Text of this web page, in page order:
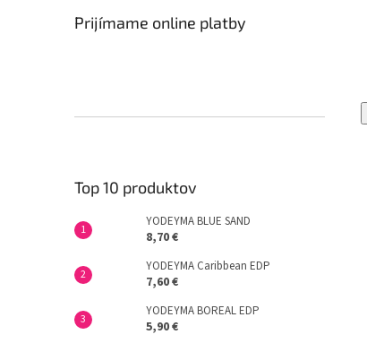
Prijímame online platby
Top 10 produktov
YODEYMA BLUE SAND
8,70 €
YODEYMA Caribbean EDP
7,60 €
YODEYMA BOREAL EDP
5,90 €